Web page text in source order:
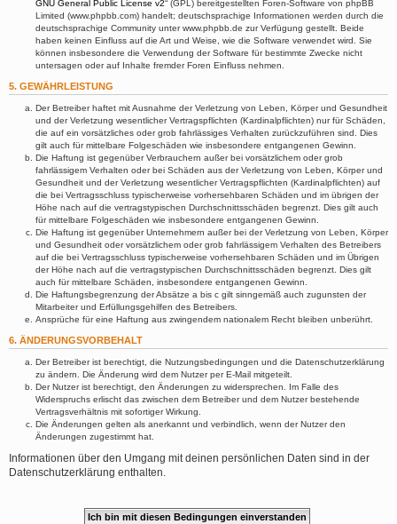
GNU General Public License v2“ (GPL) bereitgestellten Foren-Software von phpBB
Limited (www.phpbb.com) handelt; deutschsprachige Informationen werden durch die
deutschsprachige Community unter www.phpbb.de zur Verfügung gestellt. Beide
haben keinen Einfluss auf die Art und Weise, wie die Software verwendet wird. Sie
können insbesondere die Verwendung der Software für bestimmte Zwecke nicht
untersagen oder auf Inhalte fremder Foren Einfluss nehmen.
5. GEWÄHRLEISTUNG
Der Betreiber haftet mit Ausnahme der Verletzung von Leben, Körper und Gesundheit
und der Verletzung wesentlicher Vertragspflichten (Kardinalpflichten) nur für Schäden,
die auf ein vorsätzliches oder grob fahrlässiges Verhalten zurückzuführen sind. Dies
gilt auch für mittelbare Folgeschäden wie insbesondere entgangenen Gewinn.
Die Haftung ist gegenüber Verbrauchern außer bei vorsätzlichem oder grob
fahrlässigem Verhalten oder bei Schäden aus der Verletzung von Leben, Körper und
Gesundheit und der Verletzung wesentlicher Vertragspflichten (Kardinalpflichten) auf
die bei Vertragsschluss typischerweise vorhersehbaren Schäden und im übrigen der
Höhe nach auf die vertragstypischen Durchschnittsschäden begrenzt. Dies gilt auch
für mittelbare Folgeschäden wie insbesondere entgangenen Gewinn.
Die Haftung ist gegenüber Unternehmern außer bei der Verletzung von Leben, Körper
und Gesundheit oder vorsätzlichem oder grob fahrlässigem Verhalten des Betreibers
auf die bei Vertragsschluss typischerweise vorhersehbaren Schäden und im Übrigen
der Höhe nach auf die vertragstypischen Durchschnittsschäden begrenzt. Dies gilt
auch für mittelbare Schäden, insbesondere entgangenen Gewinn.
Die Haftungsbegrenzung der Absätze a bis c gilt sinngemäß auch zugunsten der
Mitarbeiter und Erfüllungsgehilfen des Betreibers.
Ansprüche für eine Haftung aus zwingendem nationalem Recht bleiben unberührt.
6. ÄNDERUNGSVORBEHALT
Der Betreiber ist berechtigt, die Nutzungsbedingungen und die Datenschutzerklärung
zu ändern. Die Änderung wird dem Nutzer per E-Mail mitgeteilt.
Der Nutzer ist berechtigt, den Änderungen zu widersprechen. Im Falle des
Widerspruchs erlischt das zwischen dem Betreiber und dem Nutzer bestehende
Vertragsverhältnis mit sofortiger Wirkung.
Die Änderungen gelten als anerkannt und verbindlich, wenn der Nutzer den
Änderungen zugestimmt hat.
Informationen über den Umgang mit deinen persönlichen Daten sind in der
Datenschutzerklärung enthalten.